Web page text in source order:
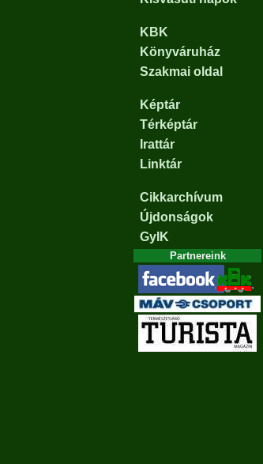
KBK
Könyváruház
Szakmai oldal
Képtár
Térképtár
Irattár
Linktár
Cikkarchívum
Újdonságok
GyIK
Partnereink